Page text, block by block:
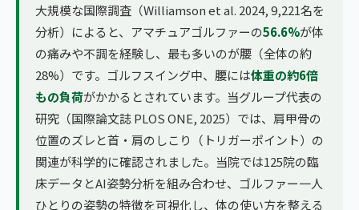
大規模な国際調査（Williamson et al. 2024, 9,221名を
分析）によると、アマチュアゴルファーの56.6%が体
の痛みや不調を経験し、最も多いのが腰（全体の約
28%）です。ゴルフスイング中、腰には体重の約6倍
もの負荷がかかるとされています。当グループ代表の
研究（国際論文誌 PLOS ONE, 2025）では、肩甲骨の
位置のズレと首・肩のしこり（トリガーポイント）の
関連が科学的に確認されました。当院では125院の臨
床データとAI姿勢分析を組み合わせ、ゴルファー一人
ひとりの姿勢の特徴を可視化し、体の使い方を整える